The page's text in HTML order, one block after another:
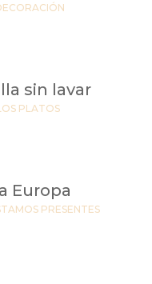
sin lavar
PLATOS
Europa
PRESENTES